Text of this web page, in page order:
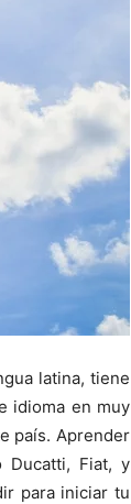
latina, tiene
idioma en muy
país. Aprender
Ducatti, Fiat, y
para iniciar tu